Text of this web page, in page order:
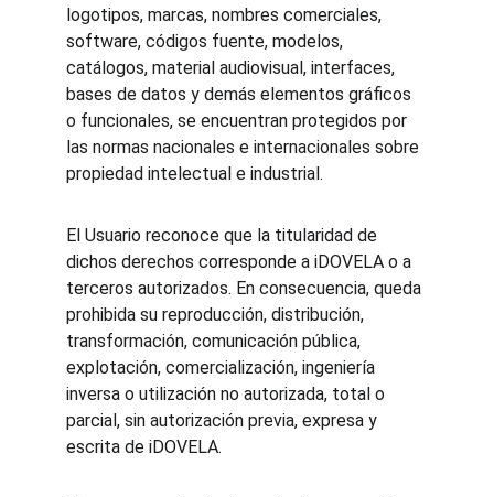
logotipos, marcas, nombres comerciales,
software, códigos fuente, modelos,
catálogos, material audiovisual, interfaces,
bases de datos y demás elementos gráficos
o funcionales, se encuentran protegidos por
las normas nacionales e internacionales sobre
propiedad intelectual e industrial.
El Usuario reconoce que la titularidad de
dichos derechos corresponde a iDOVELA o a
terceros autorizados. En consecuencia, queda
prohibida su reproducción, distribución,
transformación, comunicación pública,
explotación, comercialización, ingeniería
inversa o utilización no autorizada, total o
parcial, sin autorización previa, expresa y
escrita de iDOVELA.